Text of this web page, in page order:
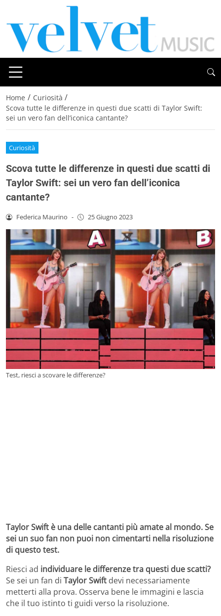
Home / Curiosità /
Scova tutte le differenze in questi due scatti di Taylor Swift:
sei un vero fan dell’iconica cantante?
Curiosità
Scova tutte le differenze in questi due scatti di
Taylor Swift: sei un vero fan dell’iconica
cantante?
Federica Maurino - 25 Giugno 2023
Test, riesci a scovare le differenze?
Taylor Swift è una delle cantanti più amate al mondo. Se
sei un suo fan non puoi non cimentarti nella risoluzione
di questo test.
Riesci ad individuare le differenze tra questi due scatti?
Se sei un fan di Taylor Swift devi necessariamente
metterti alla prova. Osserva bene le immagini e lascia
che il tuo istinto ti guidi verso la risoluzione.